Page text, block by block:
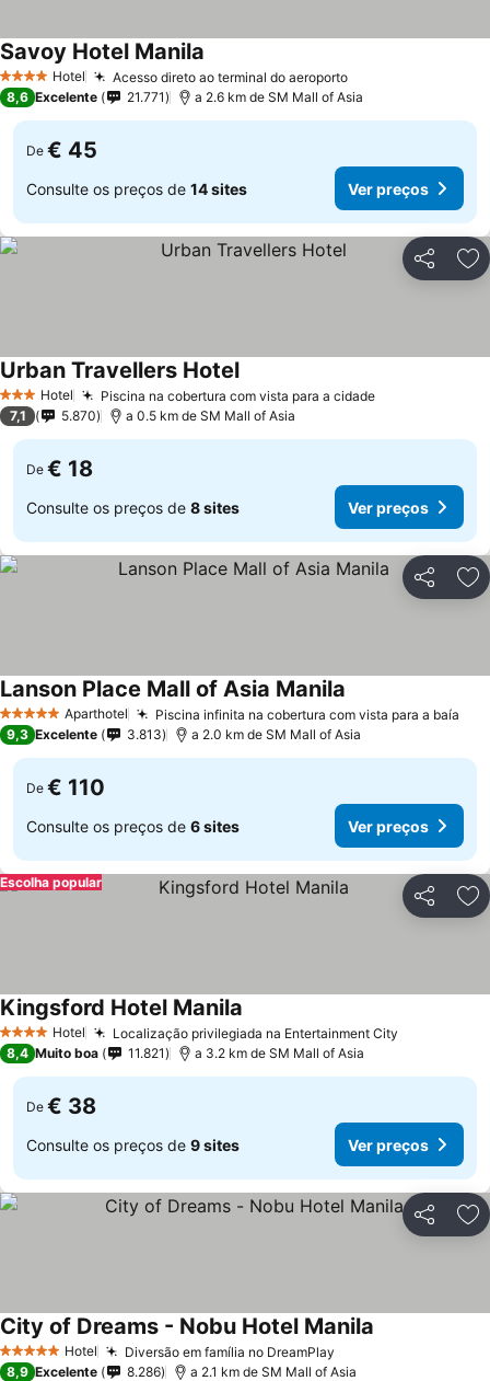
4 EstrelasHotel Acesso direto ao terminal do aeroporto
Savoy Hotel Manila
8,6 Excelente 21.771 a 2.6 km de SM Mall of Asia
De € 45
Consulte os preços de 14 sites Ver preços
Partilhar
3 EstrelasHotel Piscina na cobertura com vista para a cidade
Urban Travellers Hotel
7,1 5.870 a 0.5 km de SM Mall of Asia
De € 18
Consulte os preços de 8 sites Ver preços
Partilhar
5 Estrelas Aparthotel Piscina infinita na cobertura com vista para a baía
Lanson Place Mall of Asia Manila
9,3 Excelente 3.813 a 2.0 km de SM Mall of Asia
De € 110
Consulte os preços de 6 sites Ver preços
Partilhar
Escolha popular
4 EstrelasHotel Localização privilegiada na Entertainment City
Kingsford Hotel Manila
8,4 Muito boa 11.821 a 3.2 km de SM Mall of Asia
De € 38
Consulte os preços de 9 sites Ver preços
Partilhar
5 Estrelas Hotel Diversão em família no DreamPlay
City of Dreams - Nobu Hotel Manila
8,9 Excelente 8.286 a 2.1 km de SM Mall of Asia